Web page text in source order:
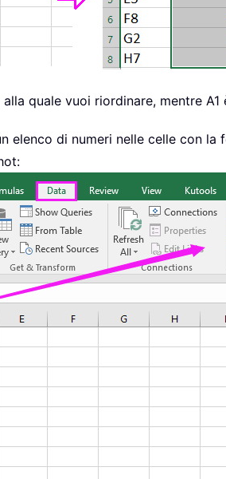
quale vuoi riordinare, mentre
elenco di numeri nelle celle con